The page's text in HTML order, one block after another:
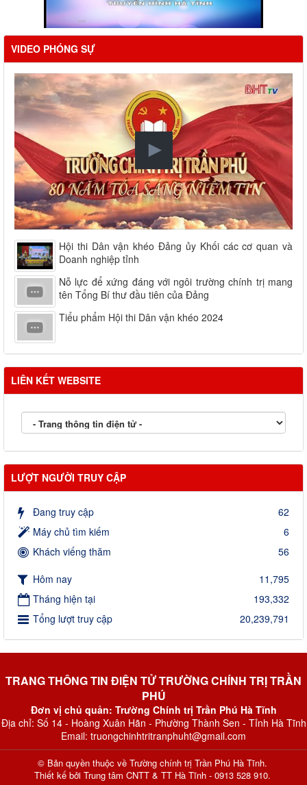
VIDEO PHÓNG SỰ
Hội thi Dân vận khéo Đảng ủy Khối các cơ quan và
Doanh nghiệp tỉnh
Nỗ lực để xứng đáng với ngôi trường chính trị mang
tên Tổng Bí thư đầu tiên của Đảng
Tiểu phẩm Hội thi Dân vận khéo 2024
LIÊN KẾT WEBSITE
LƯỢT NGƯỜI TRUY CẬP
Đang truy cập
62
Máy chủ tìm kiếm
6
Khách viếng thăm
56
Hôm nay
11,795
Tháng hiện tại
193,332
Tổng lượt truy cập
20,239,791
TRANG THÔNG TIN ĐIỆN TỬ TRƯỜNG CHÍNH TRỊ TRẦN
PHÚ
Đơn vị chủ quản: Trường Chính trị Trần Phú Hà Tĩnh
Địa chỉ: Số 14 - Hoàng Xuân Hãn - Phường Thành Sen - Tỉnh Hà Tĩnh
Email: truongchinhtritranphuht@gmail.com
© Bản quyền thuộc về Trường chính trị Trần Phú Hà Tĩnh.
Thiết kế bởi Trung tâm CNTT & TT Hà Tĩnh - 0913 528 910.